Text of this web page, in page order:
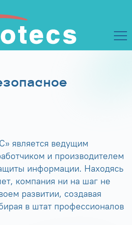
является ведущим
и производителем
информации. Находясь
компания ни на шаг не
развитии, создавая
в штат профессионалов